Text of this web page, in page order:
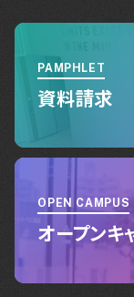
PAMPHLET
資料請求
OPEN CAMPUS
オープンキ